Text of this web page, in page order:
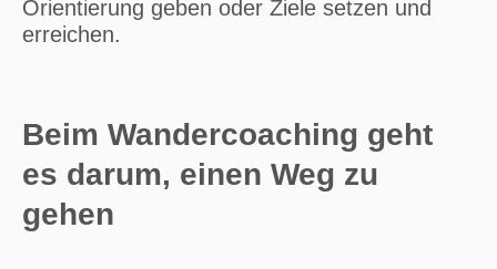
Orientierung geben oder Ziele setzen und
erreichen.
Beim Wandercoaching geht
es darum, einen Weg zu
gehen